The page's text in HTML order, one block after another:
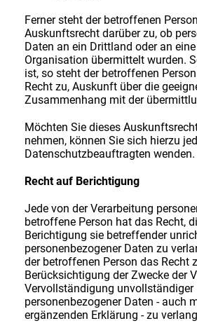
Ferner steht der betroffenen
Auskunftsrecht darüber zu, ob
Daten an ein Drittland oder an
Organisation übermittelt wurden.
ist, so steht der betroffenen
Recht zu, Auskunft über die
Zusammenhang mit der
Möchten Sie dieses
nehmen, können Sie sich hierzu
Datenschutzbeauftragten wenden.
Recht auf Berichtigung
Jede von der Verarbeitung
betroffene Person hat das Recht,
Berichtigung sie betreffender
personenbezogener Daten zu
der betroffenen Person das Recht
Berücksichtigung der Zwecke der
Vervollständigung unvollständiger
personenbezogener Daten - auch
ergänzenden Erklärung - zu